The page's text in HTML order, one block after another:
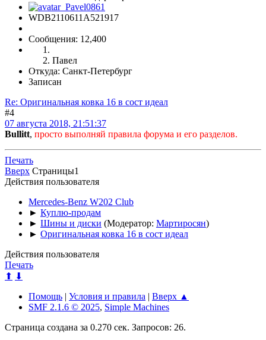
WDB2110611A521917
Сообщения: 12,400
Павел
Откуда: Санкт-Петербург
Записан
Re: Оригинальная ковка 16 в сост идеал
#4
07 августа 2018, 21:51:37
Bullitt, просто выполняй правила форума и его разделов.
Печать
Вверх Страницы1
Действия пользователя
Mercedes-Benz W202 Club
► Куплю-продам
► Шины и диски (Модератор: Мартиросян)
► Оригинальная ковка 16 в сост идеал
Действия пользователя
Печать
⬆ ⬇
Помощь
Условия и правила
Вверх ▲
SMF 2.1.6 © 2025, Simple Machines
Страница создана за 0.270 сек. Запросов: 26.